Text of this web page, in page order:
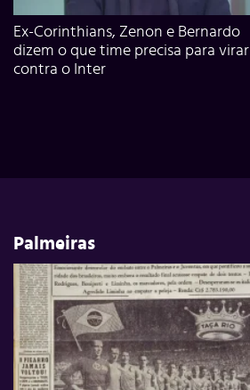
Ex-Corinthians, Zenon e Bernardo
dizem o que time precisa para virar
contra o Inter
Palmeiras